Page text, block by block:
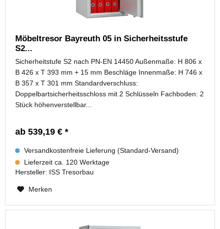
Möbeltresor Bayreuth 05 in Sicherheitsstufe
S2...
Sicherheitstufe S2 nach PN-EN 14450 Außenmaße: H 806 x
B 426 x T 393 mm + 15 mm Beschläge Innenmaße: H 746 x
B 357 x T 301 mm Standardverschluss:
Doppelbartsicherheitsschloss mit 2 Schlüsseln Fachboden: 2
Stück höhenverstellbar...
ab 539,19 € *
Versandkostenfreie Lieferung (Standard-Versand)
Lieferzeit ca. 120 Werktage
Hersteller: ISS Tresorbau
Merken